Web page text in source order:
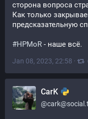
сторона вопроса
Как только
предсказательную
#HPMoR - наше всё.
Jan 08, 2023, 22:58 ·
CarK
@